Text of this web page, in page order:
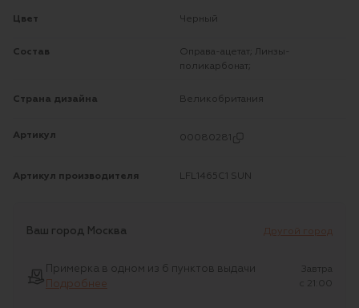
Цвет Черный
Состав
Оправа-ацетат; Линзы-
поликарбонат;
Страна дизайна Великобритания
Артикул 00080281
Артикул производителя LFL1465C1 SUN
Ваш город Москва Другой город
Примерка в одном из 6 пунктов выдачи
Подробнее
Завтра
c 21:00